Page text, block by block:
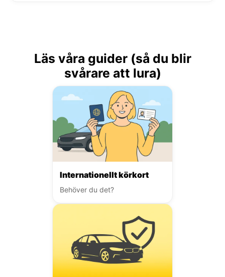
Läs våra guider (så du blir
svårare att lura)
Internationellt körkort
Behöver du det?